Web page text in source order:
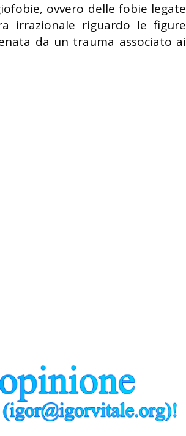
ovvero delle fobie legate
irrazionale riguardo le figure
da un trauma associato ai